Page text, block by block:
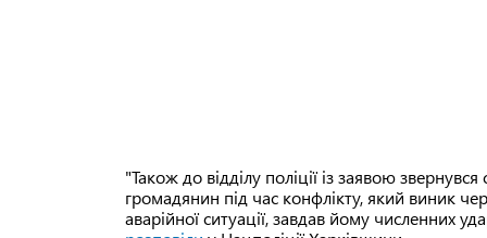
"Також до відділу поліції із заявою
громадянин під час конфлікту, який виник
аварійної ситуації, завдав йому численних